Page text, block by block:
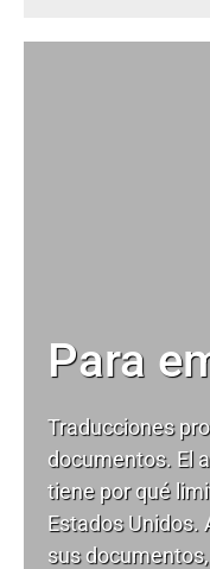
Para
Traducciones
documentos. El
tiene por qué
Estados Unidos.
sus